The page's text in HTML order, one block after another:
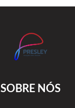
SOBRE NÓS